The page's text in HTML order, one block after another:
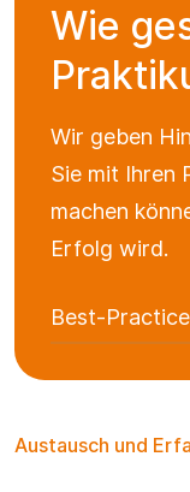
Wie
Wir geben
Sie mit Ihren
machen
Erfolg wird.
Best-
Austausch und